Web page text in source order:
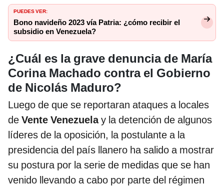
PUEDES VER:
Bono navideño 2023 vía Patria: ¿cómo recibir el
subsidio en Venezuela?
¿Cuál es la grave denuncia de María
Corina Machado contra el Gobierno
de Nicolás Maduro?
Luego de que se reportaran ataques a locales
de Vente Venezuelay la detención de algunos
líderes de la oposición, la postulante a la
presidencia del país llanero ha salido a mostrar
su postura por la serie de medidas que se han
venido llevando a cabo por parte del régimen